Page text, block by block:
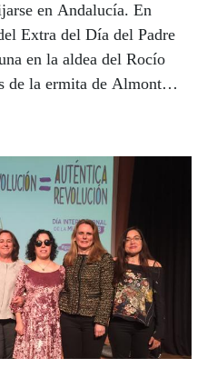
en Andalucía. En
Extra del Día del Padre
en la aldea del Rocío
de la ermita de Almonte,
que ofrecía este sorteo
también con
turistas y fieles"
según decía esa
la magnitud del premio.
otros 360.000 euros en la
donde Pedro José
repartido
médica para conocer el